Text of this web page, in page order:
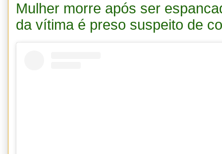
Mulher morre após ser
da vítima é preso suspeito de